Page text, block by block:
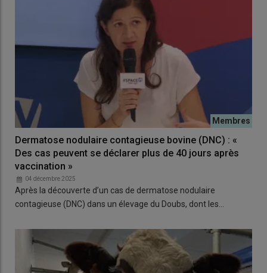
Dermatose nodulaire contagieuse bovine (DNC) : «
Des cas peuvent se déclarer plus de 40 jours après
vaccination »
04 décembre 2025
Après la découverte d’un cas de dermatose nodulaire
contagieuse (DNC) dans un élevage du Doubs, dont les…